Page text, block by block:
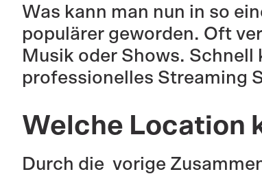
Was kann man nun in so
populärer geworden. Oft
Musik oder Shows. Schnell
professionelles Streaming
Welche Location
Durch die vorige